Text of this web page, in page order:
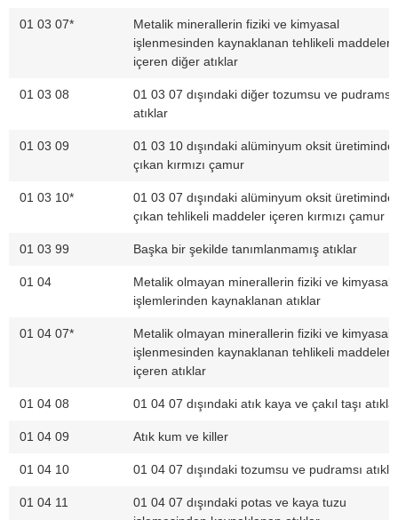
01 03 07*
Metalik minerallerin fiziki ve kimyasal
işlenmesinden kaynaklanan tehlikeli maddeler
içeren diğer atıklar
01 03 08
01 03 07 dışındaki diğer tozumsu ve pudramsı
atıklar
01 03 09
01 03 10 dışındaki alüminyum oksit
çıkan kırmızı çamur
01 03 10*
01 03 07 dışındaki alüminyum oksit
çıkan tehlikeli maddeler içeren kırmızı çamur
01 03 99 Başka bir şekilde tanımlanmamış atıklar
01 04
Metalik olmayan minerallerin fiziki ve kimyasal
işlemlerinden kaynaklanan atıklar
01 04 07*
Metalik olmayan minerallerin fiziki ve kimyasal
işlenmesinden kaynaklanan tehlikeli maddeler
içeren atıklar
01 04 08 01 04 07 dışındaki atık kaya ve çakıl taşı
01 04 09 Atık kum ve killer
01 04 10 01 04 07 dışındaki tozumsu ve pudramsı
01 04 11
01 04 07 dışındaki potas ve kaya tuzu